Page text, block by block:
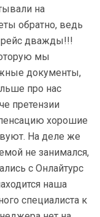
на
обратно, ведь
рейс дважды!!!
мы
документы,
про нас
претензии
хорошие
На деле же
не занимался,
с Онлайтурс
наша
специалиста к